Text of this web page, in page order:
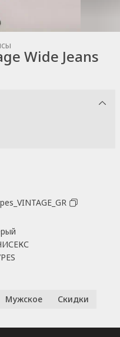
Wide Jeans
Мужское Скидки